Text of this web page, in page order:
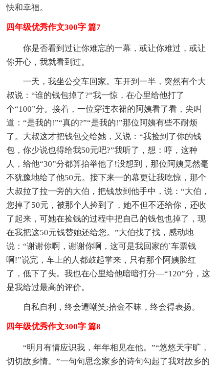
快和幸福。
四年级优秀作文300字 篇7
你是否看到过让你难忘的一幕，或让你难过，或让
你开心，我就看到过。
一天，我坐公交车回家。车开到一半，突然有个大
叔说：“谁的钱包掉了?”我一惊，在心里给他打了
个“100”分。接着，一位穿连衣裙的阿姨看了看，尖叫
道：“是我的!”“真的?”“是我的!”那位阿姨有些不耐烦
了。大叔这才把钱包交给她，又说：“我捡到了你的钱
包，你少说也得给我50元吧?”我听了，想：哼，这种
人，给他“30”分都算抬举他了!没想到，那位阿姨竟然毫
不犹豫地给了他50元。接下来一的幕更让我吃惊，那个
大叔拉了拉一旁的大伯，把钱放到他手中，说：“大伯，
您掉了50元，被那个人捡到了，她不但不还给你，还收
了起来，可她在捡钱的过程中把自己的钱包也掉了，现
在我把这50元钱替她还给您。”大伯找了找，感动地
说：“谢谢你啊，谢谢你啊，这可是我回家的`车票钱
啊!”说完，车上的人都鼓起掌来，只有那个阿姨脸红
了，低下了头。我也在心里给他暗暗打分—“120”分，这
是我给过最高的评价。
自私自利，终会遭嘲笑;拾金不昧，终会得表扬。
四年级优秀作文300字 篇8
“明月有情应识我，年年相见在他。”“悠悠天宇旷，
切切故乡情。”一句句思念家乡的诗句勾起了我对故乡的